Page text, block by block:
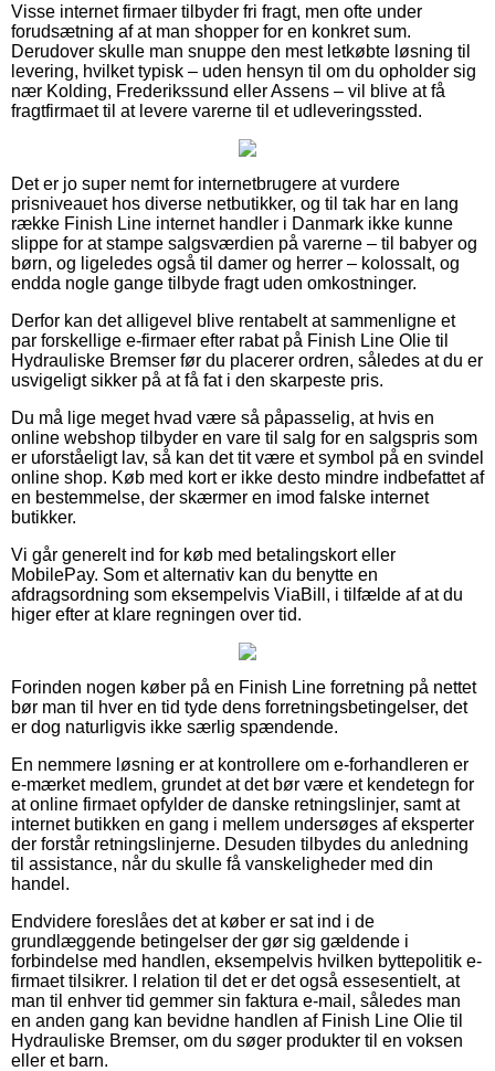
Visse internet firmaer tilbyder fri fragt, men ofte under
forudsætning af at man shopper for en konkret sum.
Derudover skulle man snuppe den mest letkøbte løsning til
levering, hvilket typisk – uden hensyn til om du opholder sig
nær Kolding, Frederikssund eller Assens – vil blive at få
fragtfirmaet til at levere varerne til et udleveringssted.
Det er jo super nemt for internetbrugere at vurdere
prisniveauet hos diverse netbutikker, og til tak har en lang
række Finish Line internet handler i Danmark ikke kunne
slippe for at stampe salgsværdien på varerne – til babyer og
børn, og ligeledes også til damer og herrer – kolossalt, og
endda nogle gange tilbyde fragt uden omkostninger.
Derfor kan det alligevel blive rentabelt at sammenligne et
par forskellige e-firmaer efter rabat på Finish Line Olie til
Hydrauliske Bremser før du placerer ordren, således at du er
usvigeligt sikker på at få fat i den skarpeste pris.
Du må lige meget hvad være så påpasselig, at hvis en
online webshop tilbyder en vare til salg for en salgspris som
er uforståeligt lav, så kan det tit være et symbol på en svindel
online shop. Køb med kort er ikke desto mindre indbefattet af
en bestemmelse, der skærmer en imod falske internet
butikker.
Vi går generelt ind for køb med betalingskort eller
MobilePay. Som et alternativ kan du benytte en
afdragsordning som eksempelvis ViaBill, i tilfælde af at du
higer efter at klare regningen over tid.
Forinden nogen køber på en Finish Line forretning på nettet
bør man til hver en tid tyde dens forretningsbetingelser, det
er dog naturligvis ikke særlig spændende.
En nemmere løsning er at kontrollere om e-forhandleren er
e-mærket medlem, grundet at det bør være et kendetegn for
at online firmaet opfylder de danske retningslinjer, samt at
internet butikken en gang i mellem undersøges af eksperter
der forstår retningslinjerne. Desuden tilbydes du anledning
til assistance, når du skulle få vanskeligheder med din
handel.
Endvidere foreslåes det at køber er sat ind i de
grundlæggende betingelser der gør sig gældende i
forbindelse med handlen, eksempelvis hvilken byttepolitik e-
firmaet tilsikrer. I relation til det er det også essesentielt, at
man til enhver tid gemmer sin faktura e-mail, således man
en anden gang kan bevidne handlen af Finish Line Olie til
Hydrauliske Bremser, om du søger produkter til en voksen
eller et barn.